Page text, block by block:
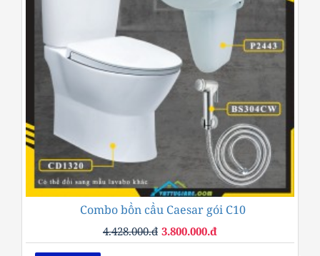
Combo bồn cầu Caesar gói C10
3.800.000.đ
4.428.000.đ